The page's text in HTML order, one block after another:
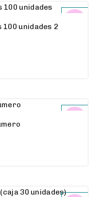
unidades 2